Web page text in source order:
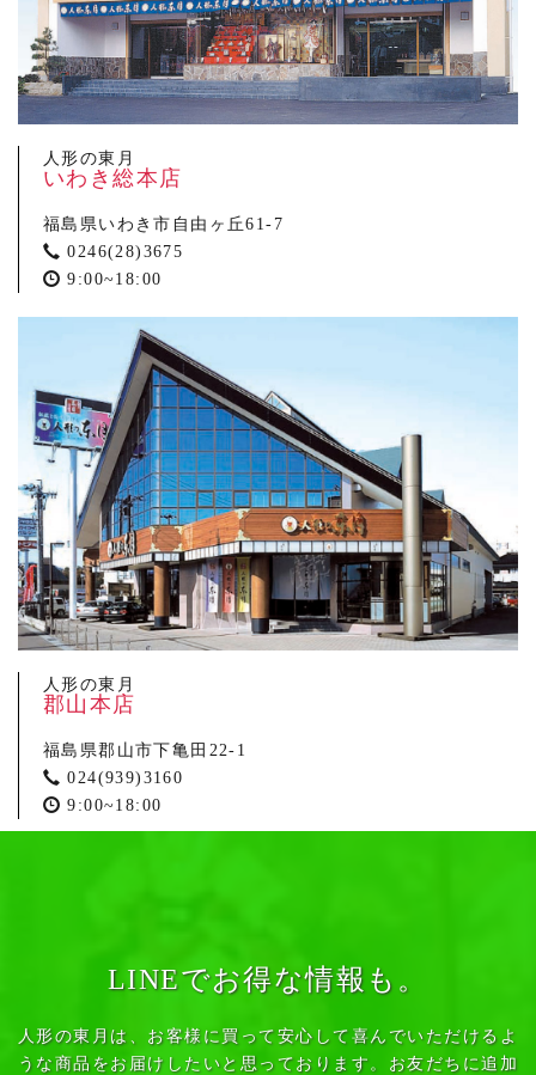
人形の東月
いわき総本店
福島県いわき市自由ヶ丘61-7
0246(28)3675
9:00~18:00
人形の東月
郡山本店
福島県郡山市下亀田22-1
024(939)3160
9:00~18:00
LINEでお得な情報も。
人形の東月は、お客様に買って安心して喜んでいただけるよ
うな商品をお届けしたいと思っております。お友だちに追加